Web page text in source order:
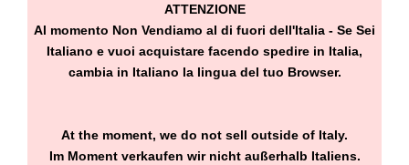
ATTENZIONE
Al momento Non Vendiamo al di fuori dell'Italia - Se Sei
Italiano e vuoi acquistare facendo spedire in Italia,
cambia in Italiano la lingua del tuo Browser.
At the moment, we do not sell outside of Italy.
Im Moment verkaufen wir nicht außerhalb Italiens.